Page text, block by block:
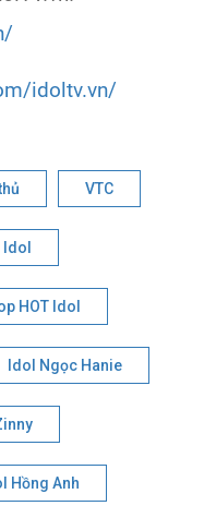
idoltv.vn/
VTC
Idol
HOT Idol
Idol Ngọc Hanie
Hồng Anh